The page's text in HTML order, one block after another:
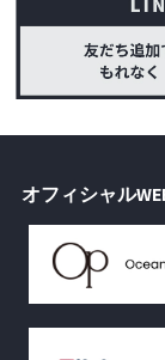
オフィシャル